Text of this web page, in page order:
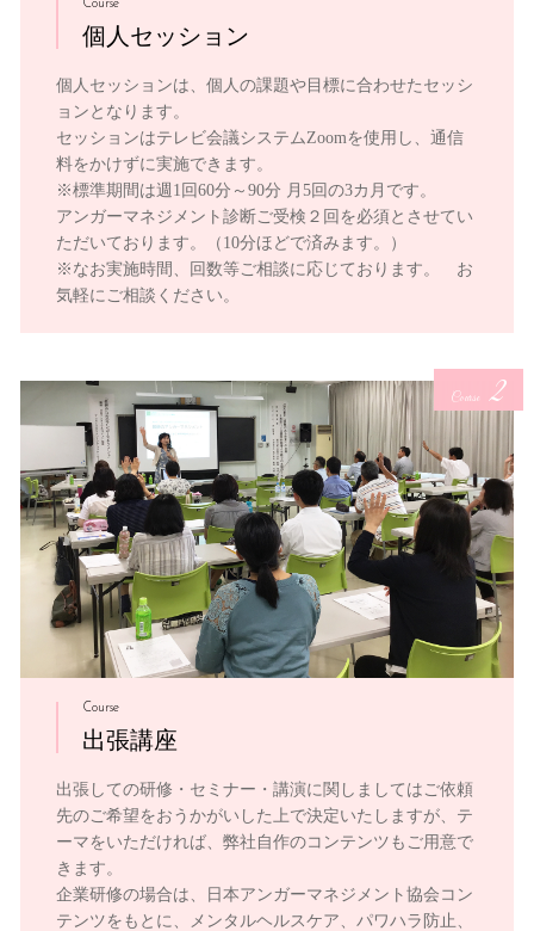
Course
個人セッション
個人セッションは、個人の課題や目標に合わせたセッシ
ョンとなります。
セッションはテレビ会議システムZoomを使用し、通信
料をかけずに実施できます。
※標準期間は週1回60分～90分 月5回の3カ月です。
アンガーマネジメント診断ご受検２回を必須とさせてい
ただいております。（10分ほどで済みます。）
※なお実施時間、回数等ご相談に応じております。 お
気軽にご相談ください。
Course 2
Course
出張講座
出張しての研修・セミナー・講演に関しましてはご依頼
先のご希望をおうかがいした上で決定いたしますが、テ
ーマをいただければ、弊社自作のコンテンツもご用意で
きます。
企業研修の場合は、日本アンガーマネジメント協会コン
テンツをもとに、メンタルヘルスケア、パワハラ防止、